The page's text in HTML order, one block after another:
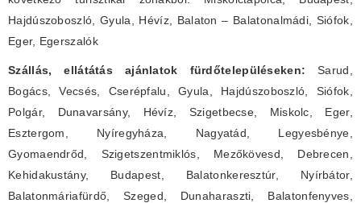
Hajdúszoboszló, Gyula, Hévíz, Balaton – Balatonalmádi, Siófok,
Eger, Egerszalók
Szállás, ellátátás ajánlatok fürdőtelepüléseken:Sarud,
Bogács, Vecsés, Cserépfalu, Gyula, Hajdúszoboszló, Siófok,
Polgár, Dunavarsány, Hévíz, Szigetbecse, Miskolc, Eger,
Esztergom, Nyíregyháza, Nagyatád, Legyesbénye,
Gyomaendrőd, Szigetszentmiklós, Mezőkövesd, Debrecen,
Kehidakustány, Budapest, Balatonkeresztúr, Nyírbátor,
Balatonmáriafürdő, Szeged, Dunaharaszti, Balatonfenyves,